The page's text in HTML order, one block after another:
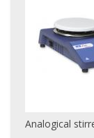
Analogical